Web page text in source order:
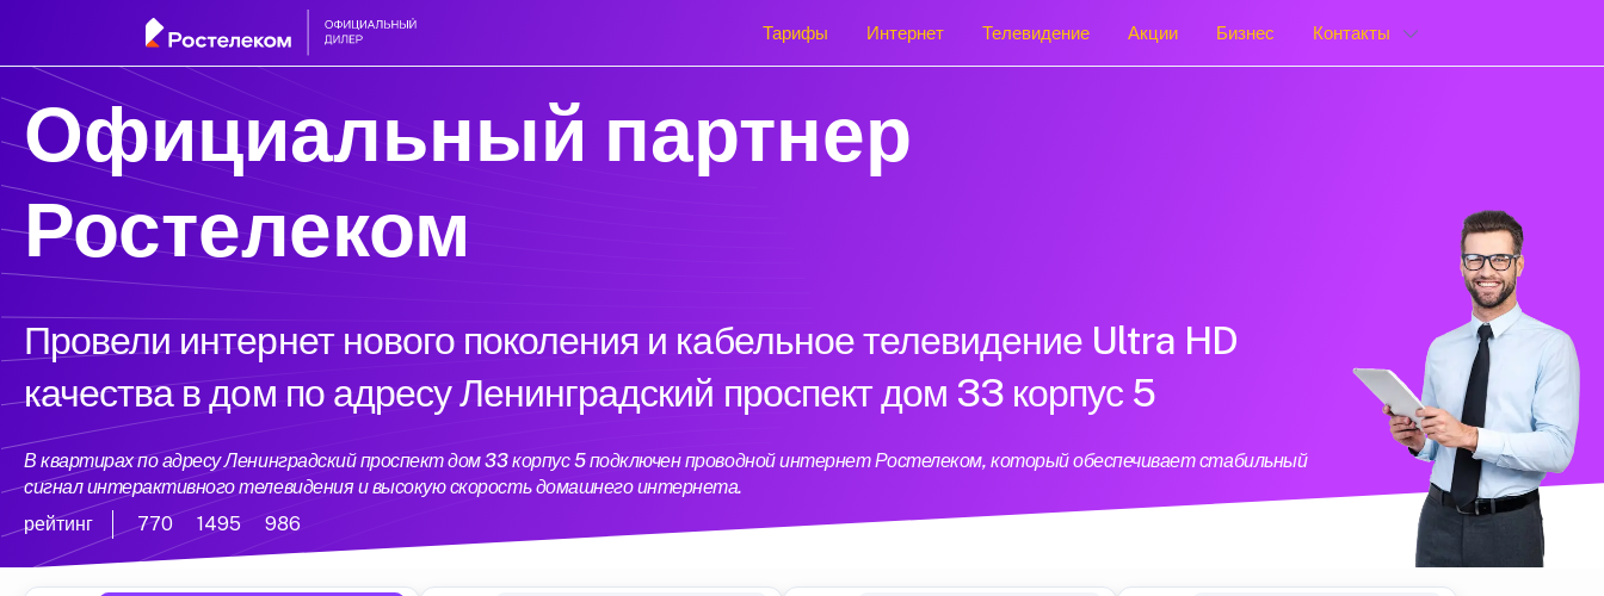
Тарифы Интернет Телевидение Акции Бизнес Контакты
Официальный партнер
Ростелеком
Провели интернет нового поколения и кабельное телевидение Ultra HD
качества в дом по адресу Ленинградский проспект дом 33 корпус 5
В квартирах по адресу Ленинградский проспект дом 33 корпус 5 подключен проводной интернет Ростелеком, который обеспечивает стабильный
сигнал интерактивного телевидения и высокую скорость домашнего интернета.
рейтинг
770 1495 986